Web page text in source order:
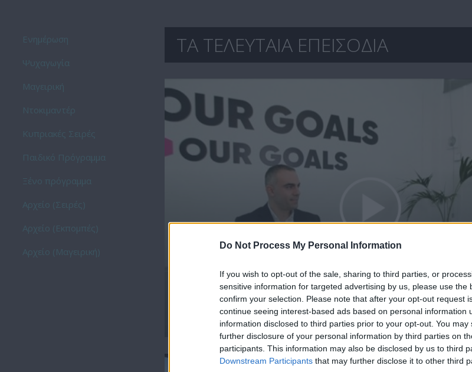
Do Not Process My Personal Information
If you wish to opt-out of the sale, sharing to third parties, or
sensitive information for targeted advertising by us, please use the
confirm your selection. Please note that after your opt-out request
continue seeing interest-based ads based on personal information
information disclosed to third parties prior to your opt-out. You
further disclosure of your personal information by third parties on
participants. This information may also be disclosed by us to third
Downstream Participants that may further disclose it to other third
ΤΑ ΤΕΛΕΥΤΑΙΑ ΕΠΕΙΣΟΔΙΑ
Property Moves εκπ. 24